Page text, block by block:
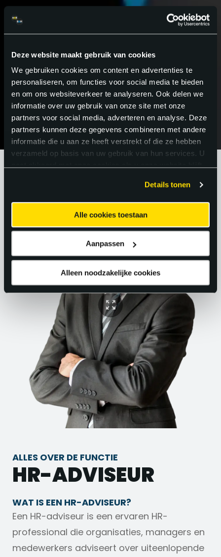
Deze website maakt gebruik van cookies
We gebruiken cookies om content en advertenties te
personaliseren, om functies voor social media te bieden
en om ons websiteverkeer te analyseren. Ook delen we
informatie over uw gebruik van onze site met onze
partners voor social media, adverteren en analyse. Deze
partners kunnen deze gegevens combineren met andere
informatie die u aan ze heeft verstrekt of die ze hebben
verzameld op basis van uw gebruik van hun services. U
Details tonen
Alle cookies toestaan
Aanpassen
Alleen noodzakelijke cookies
ALLES OVER DE FUNCTIE
HR-ADVISEUR
WAT IS EEN HR-ADVISEUR?
Een HR-adviseur is een ervaren HR-
professional die organisaties, managers en
medewerkers adviseert over uiteenlopende